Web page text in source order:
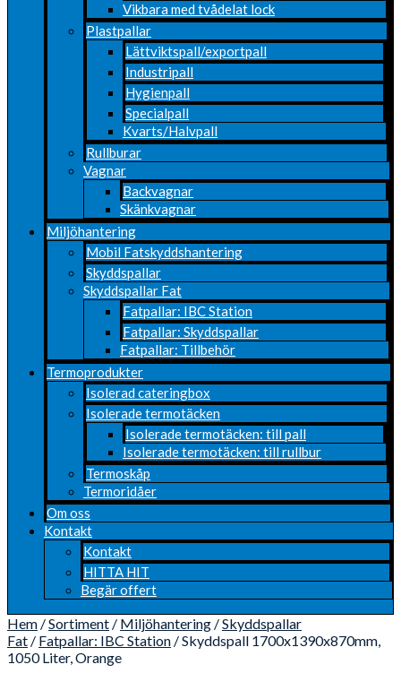
Vikbara med tvådelat lock
Plastpallar
Lättviktspall/exportpall
Industripall
Hygienpall
Specialpall
Kvarts/Halvpall
Rullburar
Vagnar
Backvagnar
Skänkvagnar
Miljöhantering
Mobil Fatskyddshantering
Skyddspallar
Skyddspallar Fat
Fatpallar: IBC Station
Fatpallar: Skyddspallar
Fatpallar: Tillbehör
Termoprodukter
Isolerad cateringbox
Isolerade termotäcken
Isolerade termotäcken: till pall
Isolerade termotäcken: till rullbur
Termoskåp
Termoridåer
Om oss
Kontakt
Kontakt
HITTA HIT
Begär offert
Hem /Sortiment / Miljöhantering /Skyddspallar
Fat / Fatpallar: IBC Station / Skyddspall 1700x1390x870mm,
1050 Liter, Orange